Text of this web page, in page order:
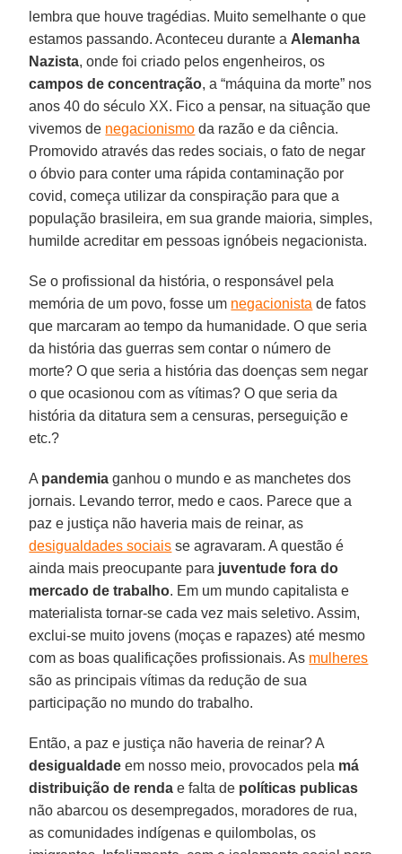
lembra que houve tragédias. Muito semelhante o que
estamos passando. Aconteceu durante a Alemanha
Nazista, onde foi criado pelos engenheiros, os
campos de concentração, a “máquina da morte” nos
anos 40 do século XX. Fico a pensar, na situação que
vivemos de negacionismo da razão e da ciência.
Promovido através das redes sociais, o fato de negar
o óbvio para conter uma rápida contaminação por
covid, começa utilizar da conspiração para que a
população brasileira, em sua grande maioria, simples,
humilde acreditar em pessoas ignóbeis negacionista.
Se o profissional da história, o responsável pela
memória de um povo, fosse um negacionista de fatos
que marcaram ao tempo da humanidade. O que seria
da história das guerras sem contar o número de
morte? O que seria a história das doenças sem negar
o que ocasionou com as vítimas? O que seria da
história da ditatura sem a censuras, perseguição e
etc.?
A pandemia ganhou o mundo e as manchetes dos
jornais. Levando terror, medo e caos. Parece que a
paz e justiça não haveria mais de reinar, as
desigualdades sociais se agravaram. A questão é
ainda mais preocupante para juventude fora do
mercado de trabalho. Em um mundo capitalista e
materialista tornar-se cada vez mais seletivo. Assim,
exclui-se muito jovens (moças e rapazes) até mesmo
com as boas qualificações profissionais. As mulheres
são as principais vítimas da redução de sua
participação no mundo do trabalho.
Então, a paz e justiça não haveria de reinar? A
desigualdade em nosso meio, provocados pela má
distribuição de renda e falta de políticas publicas
não abarcou os desempregados, moradores de rua,
as comunidades indígenas e quilombolas, os